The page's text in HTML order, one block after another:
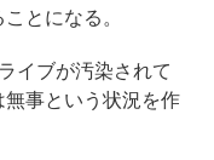
とになる。
イブが汚染されて
事という状況を作